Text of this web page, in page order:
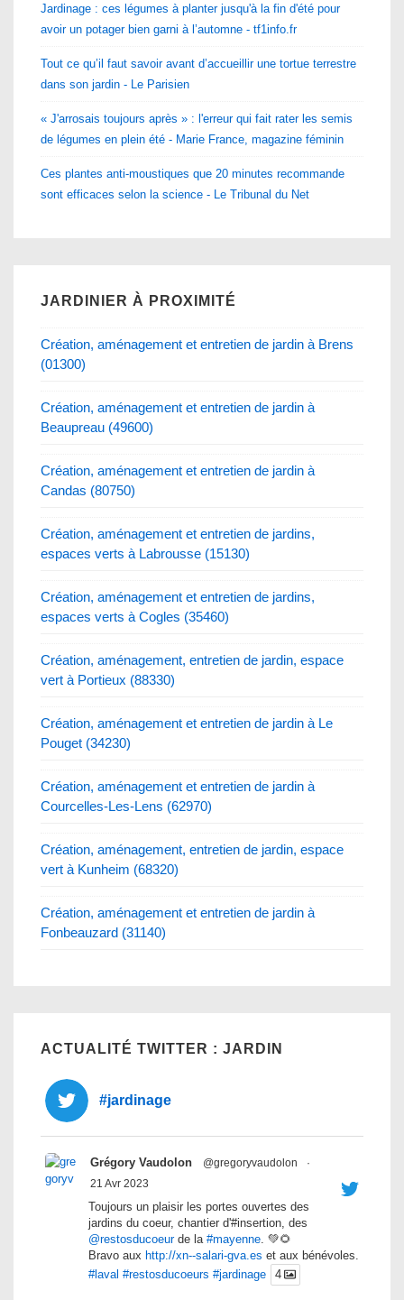
Jardinage : ces légumes à planter jusqu'à la fin d'été pour
avoir un potager bien garni à l’automne - tf1info.fr
Tout ce qu’il faut savoir avant d’accueillir une tortue terrestre
dans son jardin - Le Parisien
« J'arrosais toujours après » : l'erreur qui fait rater les semis
de légumes en plein été - Marie France, magazine féminin
Ces plantes anti-moustiques que 20 minutes recommande
sont efficaces selon la science - Le Tribunal du Net
JARDINIER À PROXIMITÉ
Création, aménagement et entretien de jardin à Brens
(01300)
Création, aménagement et entretien de jardin à
Beaupreau (49600)
Création, aménagement et entretien de jardin à
Candas (80750)
Création, aménagement et entretien de jardins,
espaces verts à Labrousse (15130)
Création, aménagement et entretien de jardins,
espaces verts à Cogles (35460)
Création, aménagement, entretien de jardin, espace
vert à Portieux (88330)
Création, aménagement et entretien de jardin à Le
Pouget (34230)
Création, aménagement et entretien de jardin à
Courcelles-Les-Lens (62970)
Création, aménagement, entretien de jardin, espace
vert à Kunheim (68320)
Création, aménagement et entretien de jardin à
Fonbeauzard (31140)
ACTUALITÉ TWITTER : JARDIN
#jardinage
Grégory Vaudolon @gregoryvaudolon
·
21 Avr 2023
Toujours un plaisir les portes ouvertes des
jardins du coeur, chantier d'#insertion, des
@restosducoeurde la #mayenne. 💚🌻
Bravo aux http://xn--salari-gva.es et aux bénévoles.
#laval #restosducoeurs #jardinage 4